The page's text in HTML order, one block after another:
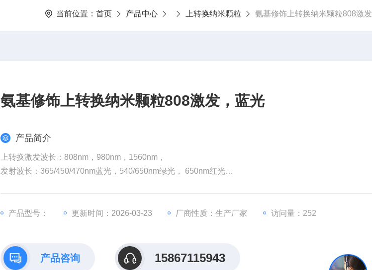
当前位置： 首页 产品中心 上转换纳米颗粒 氨基修饰上转换纳米颗粒808激
氨基修饰上转换纳米颗粒808激发，蓝光
产品简介
上转换激发波长：808nm，980nm，1560nm，
发射波长：365/450/470nm蓝光，540/650nm绿光， 650nm红光
产品型号：
更新时间：2026-03-23 厂商性质：生产厂家 访问量：252
产品咨询 15867115943